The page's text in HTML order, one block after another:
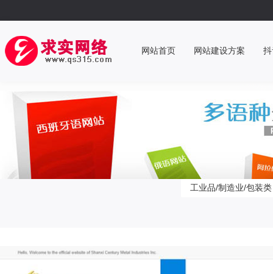
网站首页 网站建设方案 抖
工业品/制造业/包装类